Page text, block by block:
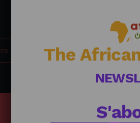
The